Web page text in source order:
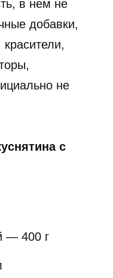
в нем не
добавки,
не
с
— 400 г